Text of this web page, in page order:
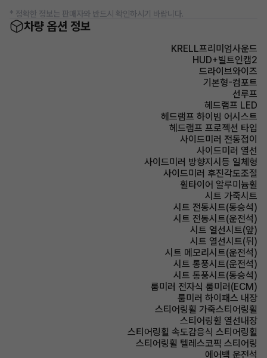
* 정확한 정보는 판매자와 반드시 확인하시기 바랍니다.
차량 옵션 정보
KRELL프리미엄사운드
HUD+빌트인캠2
드라이브와이즈
기본형-컴포트
선루프
헤드램프 LED
헤드램프 하이빔 어시스트
헤드램프 프로젝션 타입
사이드미러 전동접이
사이드미러 열선
사이드미러 방향지시등 일체형
사이드미러 후진각도조절
휠타이어 알루미늄휠
시트 가죽시트
시트 전동시트(동승석)
시트 전동시트(운전석)
시트 열선시트(앞)
시트 열선시트(뒤)
시트 메모리시트(운전석)
시트 통풍시트(운전석)
시트 통풍시트(동승석)
룸미러 전자식 룸미러(ECM)
룸미러 하이패스 내장
스티어링휠 가죽스티어링휠
스티어링휠 열선내장
스티어링휠 속도감응식 스티어링휠
스티어링휠 텔레스코픽 스티어링
에어백 운전석